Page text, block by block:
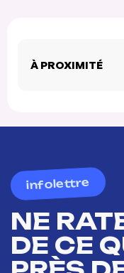
À PROXIMITÉ
infolettre
NE
DE CE